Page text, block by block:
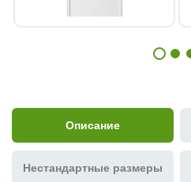
Описание
Нестандартные размеры